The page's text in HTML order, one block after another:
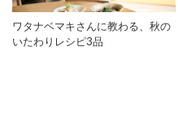
ワタナベマキさんに教わる、秋の
いたわりレシピ3品